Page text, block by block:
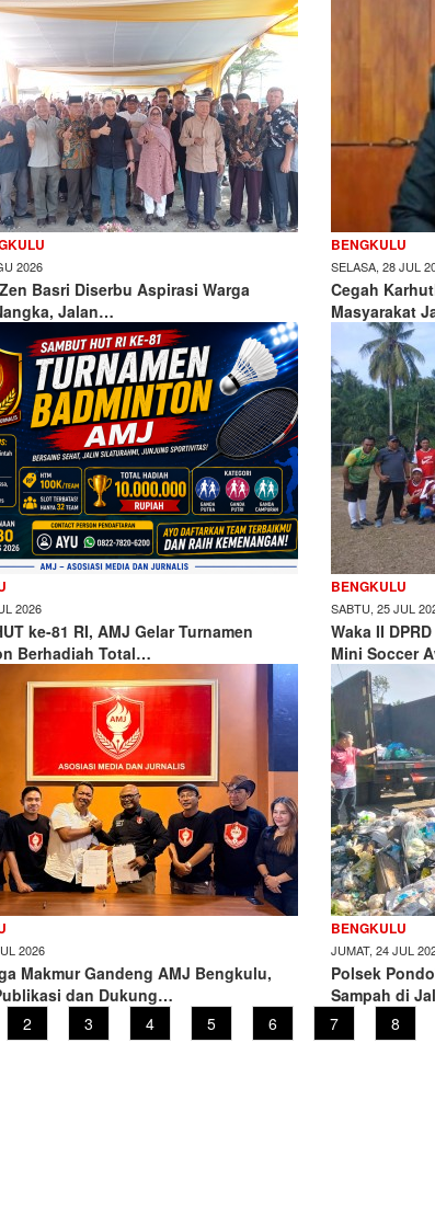
2026
Basri Diserbu Aspirasi Warga
Jalan…
BENGKULU
SELASA, 28 JUL
Cegah
Masyarakat
2026
ke-81 RI, AMJ Gelar Turnamen
Berhadiah Total…
BENGKULU
SABTU, 25 JUL
Waka II
Mini Soccer
2026
Makmur Gandeng AMJ Bengkulu,
dan Dukung…
BENGKULU
JUMAT, 24 JUL
Polsek
Sampah di
Page
2 Page
3 Page
4 Page
5 Page
6 Page
7 Page
8